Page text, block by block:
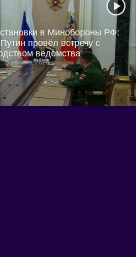
в Минобороны РФ:
провёл встречу с
ведомства
5 августа, 2026